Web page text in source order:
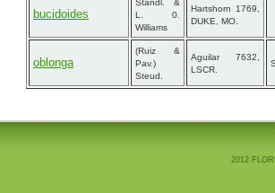
bucidoides
Standl. &
L. 0.
Williams
Hartshorn 1769,
DUKE, MO.
oblonga
(Ruiz &
Pav.)
Steud.
Aguilar 7632,
LSCR.
2012